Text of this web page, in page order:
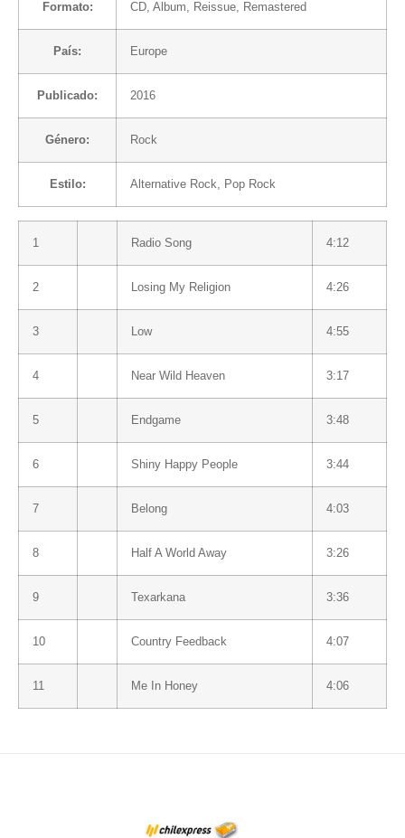
Formato: CD, Album, Reissue, Remastered
País: Europe
Publicado: 2016
Género: Rock
Estilo: Alternative Rock, Pop Rock
1 Radio Song 4:12
2 Losing My Religion 4:26
3 Low 4:55
4 Near Wild Heaven 3:17
5 Endgame 3:48
6 Shiny Happy People 3:44
7 Belong 4:03
8 Half A World Away 3:26
9 Texarkana 3:36
10 Country Feedback 4:07
11 Me In Honey 4:06